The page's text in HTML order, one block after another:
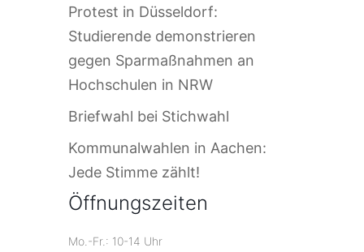
Protest in Düsseldorf:
Studierende demonstrieren
gegen Sparmaßnahmen an
Hochschulen in NRW
Briefwahl bei Stichwahl
Kommunalwahlen in Aachen:
Jede Stimme zählt!
Öffnungszeiten
Mo.-Fr.: 10-14 Uhr